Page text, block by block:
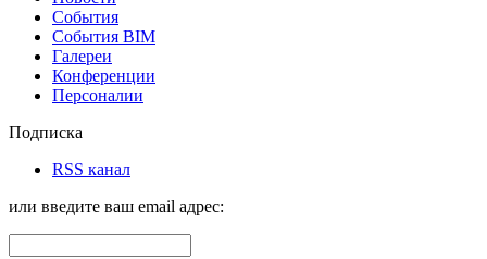
События
События BIM
Галереи
Конференции
Персоналии
Подписка
RSS канал
или введите ваш email адрес: